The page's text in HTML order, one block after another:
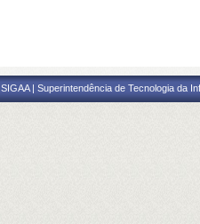
SIGAA | Superintendência de Tecnologia da